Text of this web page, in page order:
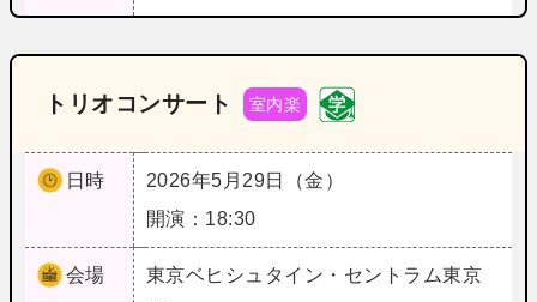
トリオコンサート 室内楽
日時
2026年5月29日（金）
開演：18:30
会場 東京ベヒシュタイン・セントラム東京